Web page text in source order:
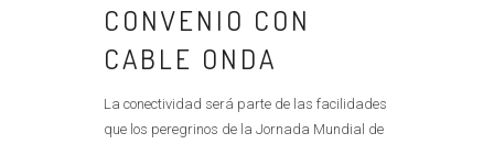
CONVENIO CON
CABLE ONDA
La conectividad será parte de las facilidades
que los peregrinos de la Jornada Mundial de